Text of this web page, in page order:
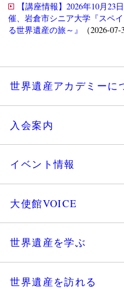
【講座情報】2026年10月
催、岩倉市シニア大学『スペ
る世界遺産の旅～』
（2026-07-
世界遺産アカデミーに
組織図・役員
法人会員・協賛団体
入会案内
イベント情報
展示会
ツアー情報
大使館VOICE
世界遺産を学ぶ
世界遺産を訪れる